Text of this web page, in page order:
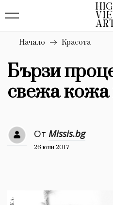
Бизнес
Мода
Dialogue
Изкуство
4338
Красота
777
Начало Красота
Бързи
свежа
От Missis.bg
26 юни 2017